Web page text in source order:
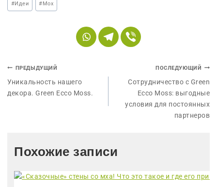
#Идеи # Мох
ПРЕДЫДУЩИЙ
Уникальность нашего
декора. Green Ecco Moss.
ПОСЛЕДУЮЩИЙ
Сотрудничество с Green
Ecco Moss: выгодные
условия для постоянных
партнеров
Похожие записи